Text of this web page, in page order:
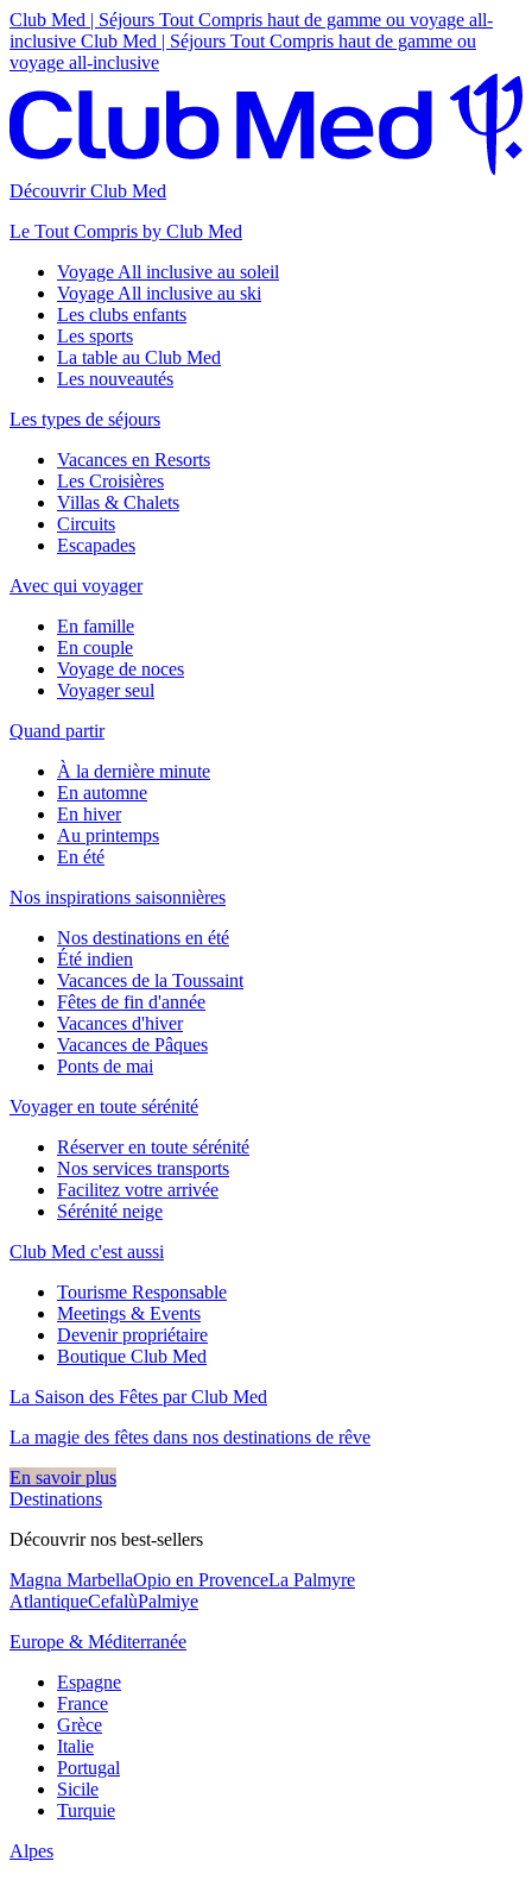
Club Med | Séjours Tout Compris haut de gamme ou voyage all-
inclusive Club Med | Séjours Tout Compris haut de gamme ou
voyage all-inclusive
Découvrir Club Med
Le Tout Compris by Club Med
Voyage All inclusive au soleil
Voyage All inclusive au ski
Les clubs enfants
Les sports
La table au Club Med
Les nouveautés
Les types de séjours
Vacances en Resorts
Les Croisières
Villas & Chalets
Circuits
Escapades
Avec qui voyager
En famille
En couple
Voyage de noces
Voyager seul
Quand partir
À la dernière minute
En automne
En hiver
Au printemps
En été
Nos inspirations saisonnières
Nos destinations en été
Été indien
Vacances de la Toussaint
Fêtes de fin d'année
Vacances d'hiver
Vacances de Pâques
Ponts de mai
Voyager en toute sérénité
Réserver en toute sérénité
Nos services transports
Facilitez votre arrivée
Sérénité neige
Club Med c'est aussi
Tourisme Responsable
Meetings & Events
Devenir propriétaire
Boutique Club Med
La Saison des Fêtes par Club Med
La magie des fêtes dans nos destinations de rêve​
En savoir plus
Destinations
Découvrir nos best-sellers
Magna MarbellaOpio en ProvenceLa Palmyre
AtlantiqueCefalùPalmiye
Europe & Méditerranée
Espagne
France
Grèce
Italie
Portugal
Sicile
Turquie
Alpes